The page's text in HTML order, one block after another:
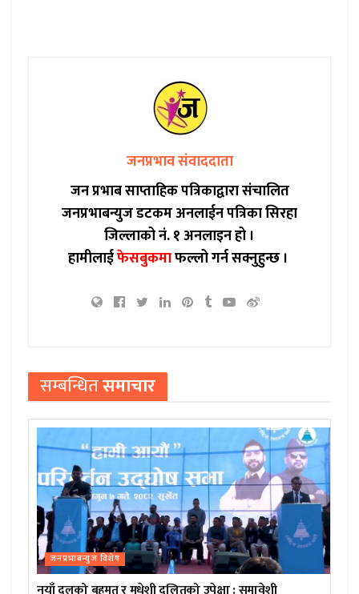
जनप्रभाव संवाददाता
जन प्रभाब साप्ताहिक पत्रिकाद्वारा संचालित
जनप्रभाबन्युज डटकम अनलाईन पत्रिका सिरहा
जिल्लाको नं. १ अनलाइन हो ।
हामीलाईफेसबुकमाफल्लो गर्न सक्नुहुन्छ ।
सम्बन्धितसमाचार
जनप्रभाबन्युज विशेष